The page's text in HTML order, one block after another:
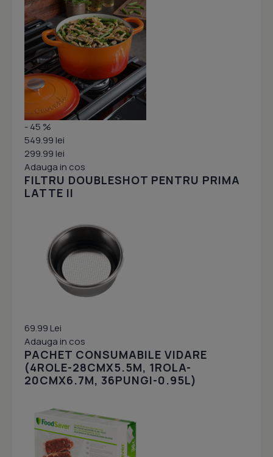
- 45 %
549.99 lei
299.99 lei
Adauga in cos
FILTRU DOUBLESHOT PENTRU PRIMA
LATTE II
69.99 Lei
Adauga in cos
PACHET CONSUMABILE VIDARE
(4ROLE-28CMX5.5M, 1ROLA-
20CMX6.7M, 36PUNGI-0.95L)